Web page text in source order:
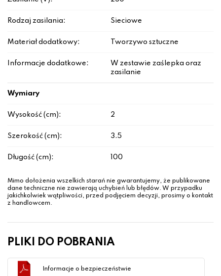
Rodzaj zasilania: Sieciowe
Materiał dodatkowy: Tworzywo sztuczne
Informacje dodatkowe:
W zestawie zaślepka oraz
zasilanie
Wymiary
Wysokość (cm): 2
Szerokość (cm): 3.5
Długość (cm): 100
Mimo dołożenia wszelkich starań nie gwarantujemy, że publikowane
dane techniczne nie zawierają uchybień lub błędów. W przypadku
jakichkolwiek wątpliwości, przed podjęciem decyzji, prosimy o kontakt
z handlowcem.
PLIKI DO POBRANIA
Informacje o bezpieczeństwie